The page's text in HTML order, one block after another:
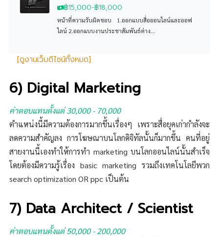
฿15,000-฿18,000
หน้าที่ความรับผิดชอบ 1.ออกแบบสื่อออนไลน์และออฟ
ไลน์ 2.ออกแบบงานประชาสัมพันธ์ต่าง...
[ดูงานเว็บดีไซน์ทั้งหมด]
6) Digital Marketing
ค่าตอบแทนตั้งแต่ 30,000 - 70,000
ตำแหน่งนี้มีความต้องการมากขึ้นเรื่องๆ เพราะสื่อยุคเก่ากำลังจะ
ลดความสำคัญลง การโฆษณาบนโลกดิจิทัลนั้นก็มากขึ้น คนที่อยู่
สายงานนี้เองทำให้การทำ marketing บนโลกออนไลน์นั้นสำเร็จ
โดยต้องมีความรู้เรื่อง basic marketing รวมถึงเทคโนโลยีพวก
search optimization OR ppc เป็นต้น
7) Data Architect / Scientist
ค่าตอบแทนตั้งแต่ 50,000 - 200,000